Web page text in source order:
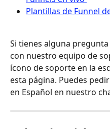
Plantillas de Funnel
Si tienes alguna
con nuestro equipo de
ícono de soporte en la
esta página. Puedes
en Español en nuestro